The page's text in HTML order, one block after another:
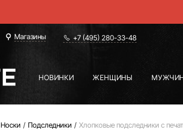
Магазины +7 (495) 280-33-48
НОВИНКИ ЖЕНЩИНЫ
Носки Подследники Хлопковые подследники с